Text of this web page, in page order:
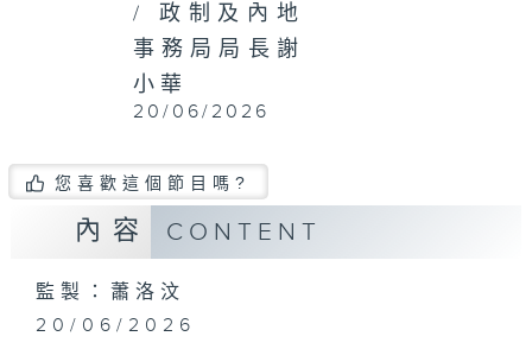
/ 政制及內地
事務局局長謝
小華
20/06/2026
您喜歡這個節目嗎?
內容 CONTENT
監製：蕭洛汶
20/06/2026